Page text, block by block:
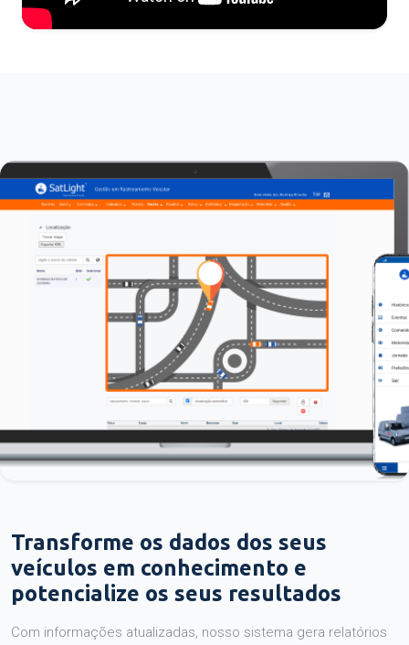
Transforme os dados dos seus
veículos em conhecimento e
potencialize os seus resultados
Com informações atualizadas, nosso sistema gera relatórios